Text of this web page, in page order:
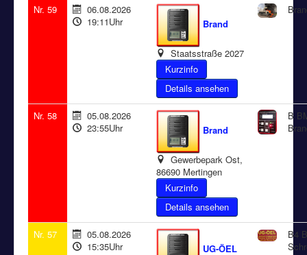
Nr. 59
06.08.2026
19:11Uhr
Brand
Staatsstraße 2027
Details ansehen
Nr. 58
05.08.2026
23:55Uhr
Brand
Gewerbepark Ost,
86690 Mertingen
Details ansehen
B
Nr. 57
05.08.2026
15:35Uhr
UG-ÖEL
B4